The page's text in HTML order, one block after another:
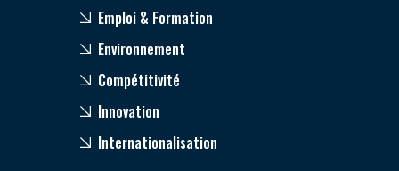
Emploi & Formation
Environnement
Compétitivité
Innovation
Internationalisation